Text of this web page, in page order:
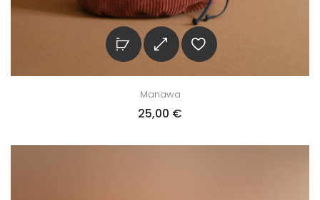
Manawa
25,00 €